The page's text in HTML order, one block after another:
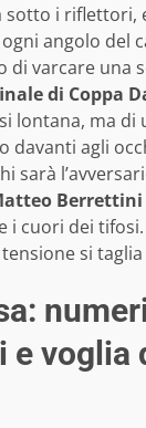
i riflettori,
angolo del
di varcare una
di Coppa
lontana, ma di
davanti agli
sarà
Berrettini
i cuori dei
si
e voglia